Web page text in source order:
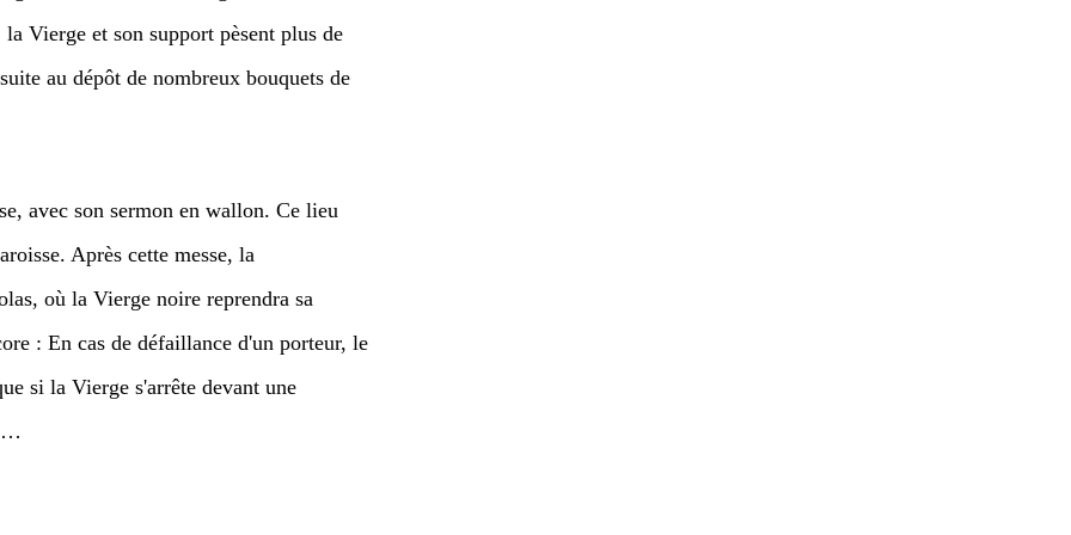
Vierge et son support pèsent plus de
au dépôt de nombreux bouquets de
avec son sermon en wallon. Ce lieu
Après cette messe, la
où la Vierge noire reprendra sa
: En cas de défaillance d'un porteur, le
si la Vierge s'arrête devant une